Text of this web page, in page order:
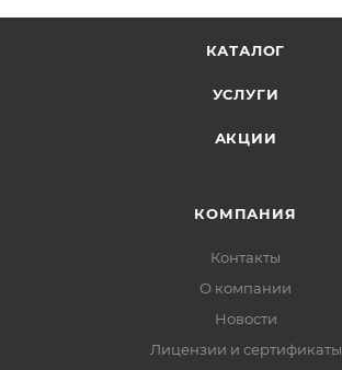
КАТАЛОГ
УСЛУГИ
АКЦИИ
КОМПАНИЯ
Контакты
О компании
Новости
Лицензии и сертификаты